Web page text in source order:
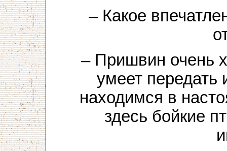
– Какое
– Пришвин очень
умеет передать
находимся в
здесь бойкие